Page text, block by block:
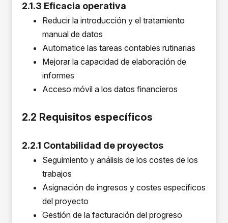
2.1.3 Eficacia operativa
Reducir la introducción y el tratamiento
manual de datos
Automatice las tareas contables rutinarias
Mejorar la capacidad de elaboración de
informes
Acceso móvil a los datos financieros
2.2 Requisitos específicos
2.2.1 Contabilidad de proyectos
Seguimiento y análisis de los costes de los
trabajos
Asignación de ingresos y costes específicos
del proyecto
Gestión de la facturación del progreso